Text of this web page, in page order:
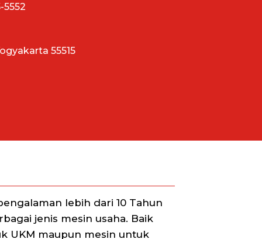
5552
55515
lebih dari 10 Tahun
jenis mesin usaha. Baik
UKM maupun mesin untuk